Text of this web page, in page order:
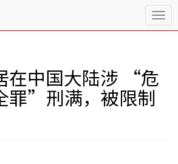
T
o
在中国大陆涉 “危
罪”刑满，被限制